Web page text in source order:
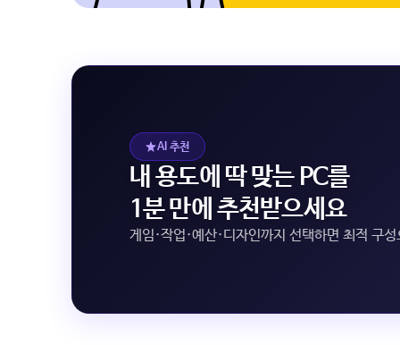
AI 추천
내 용도에 딱 맞는 PC를
1분 만에 추천받으세요
게임·작업·예산·디자인까지 선택하면 최적 구